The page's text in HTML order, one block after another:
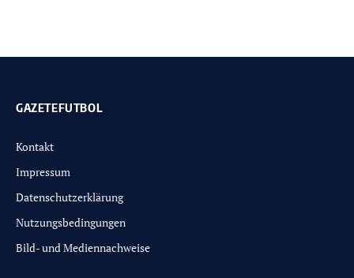
GAZETEFUTBOL
Kontakt
Impressum
Datenschutzerklärung
Nutzungsbedingungen
Bild- und Mediennachweise